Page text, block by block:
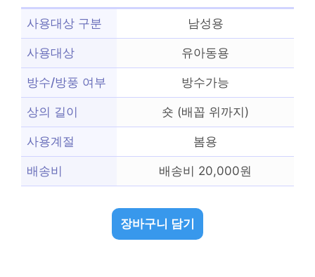
사용대상 구분 남성용
사용대상 유아동용
방수/방풍 여부 방수가능
상의 길이 숏 (배꼽 위까지)
사용계절 봄용
배송비 배송비 20,000원
장바구니 담기